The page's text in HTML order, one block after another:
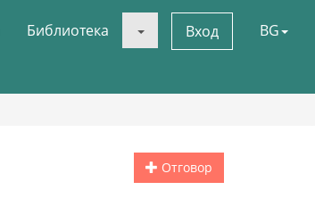
Библиотека Вход BG
Отговор